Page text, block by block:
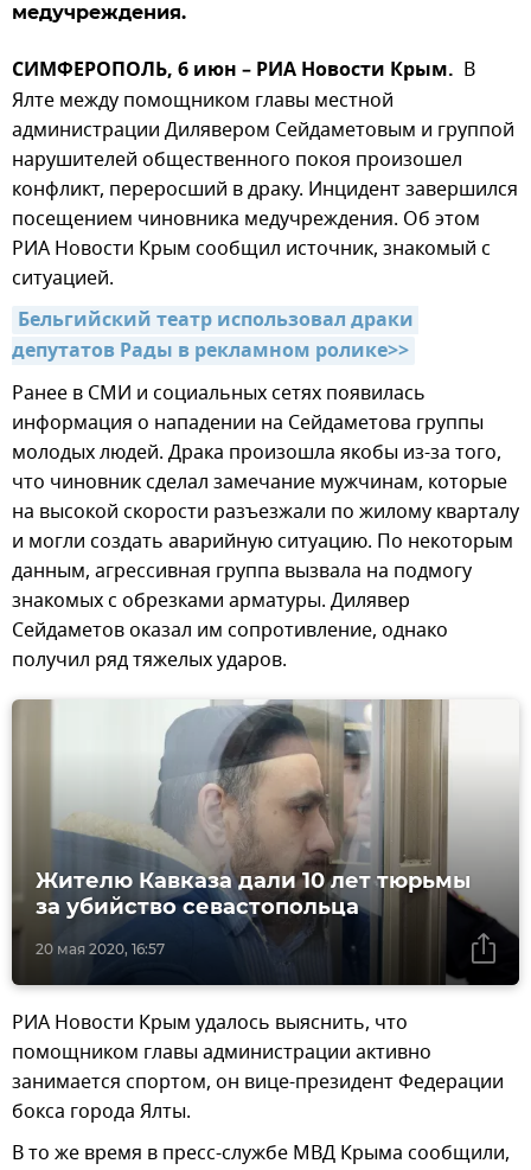
медучреждения.
СИМФЕРОПОЛЬ, 6 июн – РИА Новости Крым. В
Ялте между помощником главы местной
администрации Дилявером Сейдаметовым и группой
нарушителей общественного покоя произошел
конфликт, переросший в драку. Инцидент завершился
посещением чиновника медучреждения. Об этом
РИА Новости Крым сообщил источник, знакомый с
ситуацией.
Бельгийский театр использовал драки
депутатов Рады в рекламном ролике>>
Ранее в СМИ и социальных сетях появилась
информация о нападении на Сейдаметова группы
молодых людей. Драка произошла якобы из-за того,
что чиновник сделал замечание мужчинам, которые
на высокой скорости разъезжали по жилому кварталу
и могли создать аварийную ситуацию. По некоторым
данным, агрессивная группа вызвала на подмогу
знакомых с обрезками арматуры. Дилявер
Сейдаметов оказал им сопротивление, однако
получил ряд тяжелых ударов.
20 мая 2020, 16:57
Жителю Кавказа дали 10 лет тюрьмы
за убийство севастопольца
РИА Новости Крым удалось выяснить, что
помощником главы администрации активно
занимается спортом, он вице-президент Федерации
бокса города Ялты.
В то же время в пресс-службе МВД Крыма сообщили,